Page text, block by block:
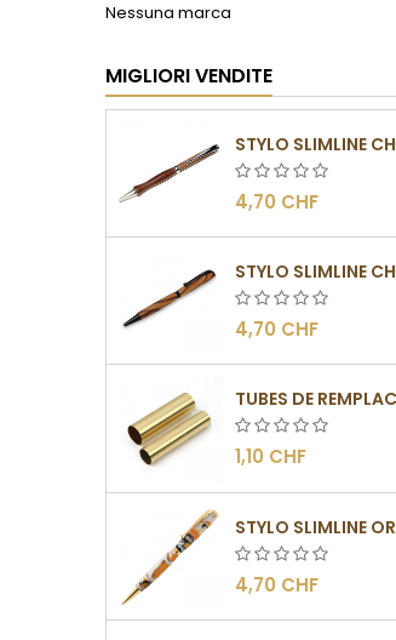
Nessuna marca
MIGLIORI VENDITE
4,70 CHF
4,70 CHF
1,10 CHF
STYLO SLIMLINE OR
4,70 CHF